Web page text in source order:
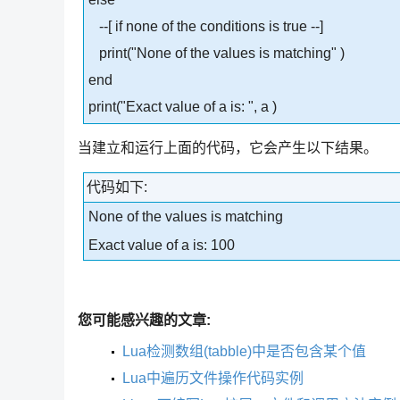
--[ if none of the conditions is true --]
print("None of the values is matching" )
end
print("Exact value of a is: ", a )
当建立和运行上面的代码，它会产生以下结果。
代码如下:
None of the values is matching
Exact value of a is: 100
您可能感兴趣的文章:
Lua检测数组(tabble)中是否包含某个值
Lua中遍历文件操作代码实例